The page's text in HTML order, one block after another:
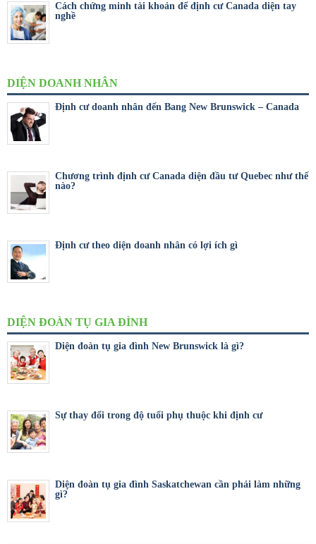
Cách chứng minh tài khoản để định cư Canada diện tay
nghề
DIỆN DOANH NHÂN
Định cư doanh nhân đến Bang New Brunswick – Canada
Chương trình định cư Canada diện đầu tư Quebec như thế
nào?
Định cư theo diện doanh nhân có lợi ích gì
DIỆN ĐOÀN TỤ GIA ĐÌNH
Diện đoàn tụ gia đình New Brunswick là gì?
Sự thay đổi trong độ tuổi phụ thuộc khi định cư
Diện đoàn tụ gia đình Saskatchewan cần phải làm những
gì?